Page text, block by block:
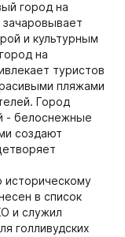
город на
и культурным
на
туристов
пляжами
Город
- белоснежные
создают
историческому
в список
и служил
голливудских